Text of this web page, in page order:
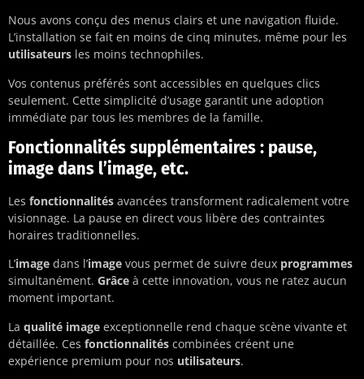
Nous avons conçu des menus clairs et une navigation fluide.
L’installation se fait en moins de cinq minutes, même pour les
utilisateurs les moins technophiles.
Vos contenus préférés sont accessibles en quelques clics
seulement. Cette simplicité d’usage garantit une adoption
immédiate par tous les membres de la famille.
Fonctionnalités supplémentaires : pause,
image dans l’image, etc.
Les fonctionnalités avancées transforment radicalement votre
visionnage. La pause en direct vous libère des contraintes
horaires traditionnelles.
L’image dans l’image vous permet de suivre deux programmes
simultanément. Grâce à cette innovation, vous ne ratez aucun
moment important.
La qualité image exceptionnelle rend chaque scène vivante et
détaillée. Ces fonctionnalités combinées créent une
expérience premium pour nos utilisateurs.